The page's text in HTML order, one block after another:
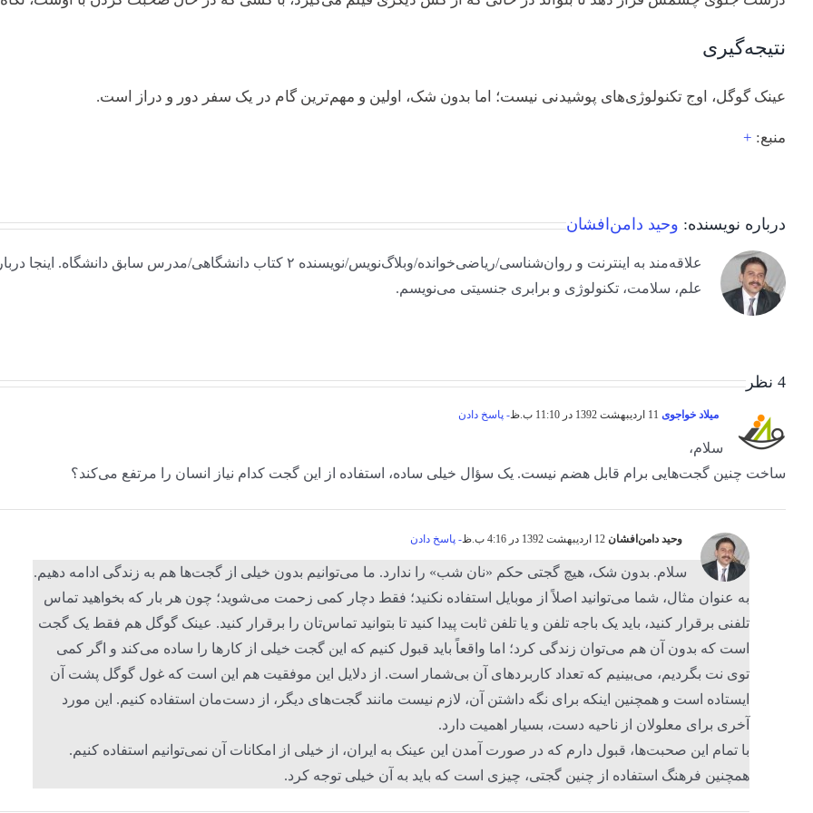
نتیجه‌گیری
عینک گوگل، اوج تکنولوژی‌های پوشیدنی نیست؛ اما بدون شک، اولین و مهم‌ترین گام در یک سفر دور و دراز است.
منبع: +
درباره نویسنده: وحید دامن‌افشان
علاقه‌مند به اینترنت و روان‌شناسی/ریاضی‌خوانده/وبلاگ‌نویس/نویسنده ۲ کتاب دانشگاهی/مدرس سابق دانشگاه. اینجا
علم، سلامت، تکنولوژی و برابری جنسیتی می‌نویسم.
4 نظر
میلاد خواجوی - پاسخ دادن
سلام،
ساخت چنین گجت‌هایی برام قابل هضم نیست. یک سؤال خیلی ساده، استفاده از این گجت کدام نیاز انسان را مرتفع می‌کند؟
وحید دامن‌افشان - پاسخ دادن
سلام. بدون شک، هیچ گجتی حکم «نان شب» را ندارد. ما می‌توانیم بدون خیلی از گجت‌ها هم به زندگی ادامه دهیم.
به عنوان مثال، شما می‌توانید اصلاً از موبایل استفاده نکنید؛ فقط دچار کمی زحمت می‌شوید؛ چون هر بار که بخواهید تماس
تلفنی برقرار کنید، باید یک باجه تلفن و یا تلفن ثابت پیدا کنید تا بتوانید تماس‌تان را برقرار کنید. عینک گوگل هم فقط یک گجت
است که بدون آن هم می‌توان زندگی کرد؛ اما واقعاً باید قبول کنیم که این گجت خیلی از کارها را ساده می‌کند و اگر کمی
توی نت بگردیم، می‌بینیم که تعداد کاربردهای آن بی‌شمار است. از دلایل این موفقیت هم این است که غول گوگل پشت آن
ایستاده است و همچنین اینکه برای نگه داشتن آن، لازم نیست مانند گجت‌های دیگر، از دست‌مان استفاده کنیم. این مورد
آخری برای معلولان از ناحیه دست، بسیار اهمیت دارد.
با تمام این صحبت‌ها، قبول دارم که در صورت آمدن این عینک به ایران، از خیلی از امکانات آن نمی‌توانیم استفاده کنیم.
همچنین فرهنگ استفاده از چنین گجتی، چیزی است که باید به آن خیلی توجه کرد.